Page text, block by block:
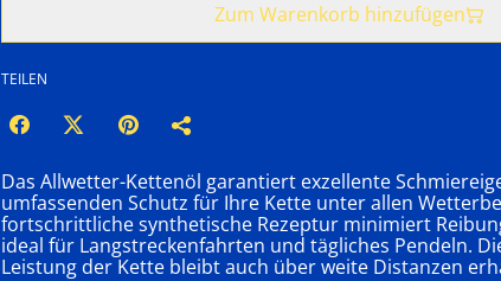
Zum Warenkorb hinzufügen
TEILEN
Das Allwetter-Kettenöl garantiert exzellente
umfassenden Schutz für Ihre Kette unter allen
fortschrittliche synthetische Rezeptur minimiert
ideal für Langstreckenfahrten und tägliches Pendeln.
Leistung der Kette bleibt auch über weite Distanzen